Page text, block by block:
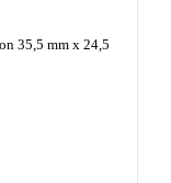
35,5 mm x 24,5
NICHT
in Germany, gute
oder größer